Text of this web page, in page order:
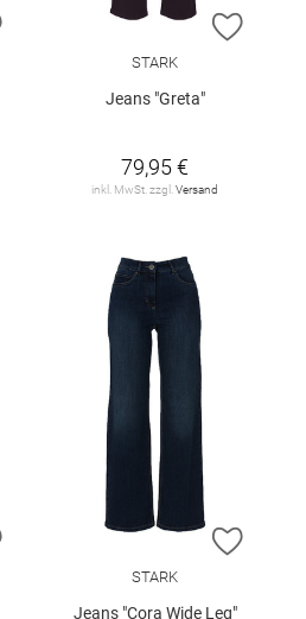
ZUR WUNSCHLISTE HINZUFÜGEN
ZUR
STARK
Jeans "Greta"
79,95 €
inkl. MwSt. zzgl. Versand
ZUR WUNSCHLISTE HINZUFÜGEN
ZUR
STARK
Jeans "Cora Wide Leg"